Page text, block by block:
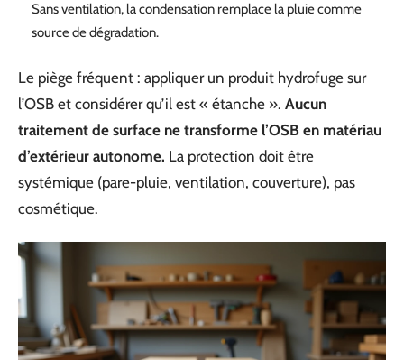
Sans ventilation, la condensation remplace la pluie comme
source de dégradation.
Le piège fréquent : appliquer un produit hydrofuge sur
l’OSB et considérer qu’il est « étanche ». Aucun
traitement de surface ne transforme l’OSB en matériau
d’extérieur autonome. La protection doit être
systémique (pare-pluie, ventilation, couverture), pas
cosmétique.